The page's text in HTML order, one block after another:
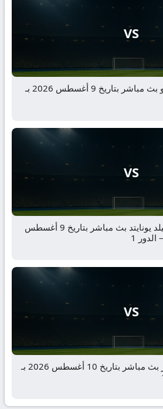
VS
مباراة ليفربول و موناكو بث مباشر بتاريخ 9 أغسطس 2026 بـ
VS
مباراة مانسفيلد و شيفيلد يونايتد بث مباشر بتاريخ 9 أغسطس
VS
مباراة بليموث و إكسيتر بث مباشر بتاريخ 10 أغسطس 2026 بـ